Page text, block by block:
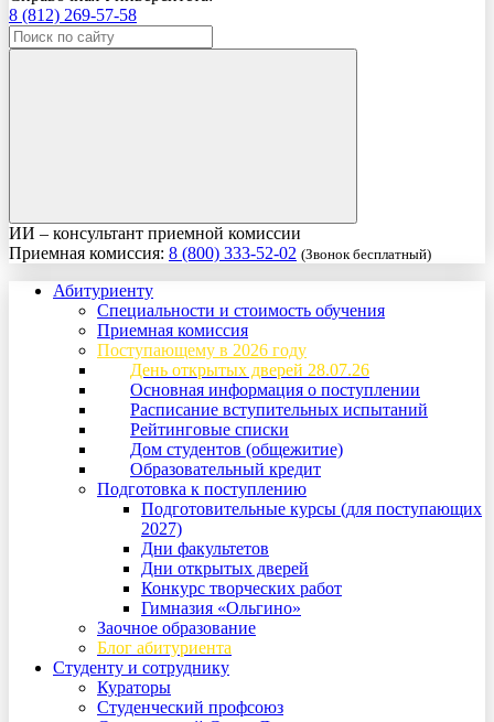
8 (812) 269-57-58
ИИ – консультант приемной комиссии
Приемная комиссия: 8 (800) 333-52-02 (Звонок бесплатный)
Абитуриенту
Специальности и стоимость обучения
Приемная комиссия
Поступающему в 2026 году
День открытых дверей 28.07.26
Основная информация о поступлении
Расписание вступительных испытаний
Рейтинговые списки
Дом студентов (общежитие)
Образовательный кредит
Подготовка к поступлению
Подготовительные курсы (для поступающих
2027)
Дни факультетов
Дни открытых дверей
Конкурс творческих работ
Гимназия «Ольгино»
Заочное образование
Блог абитуриента
Студенту и сотруднику
Кураторы
Студенческий профсоюз